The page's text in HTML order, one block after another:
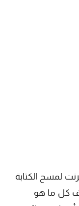
لمسح الكتابة
كل ما هو